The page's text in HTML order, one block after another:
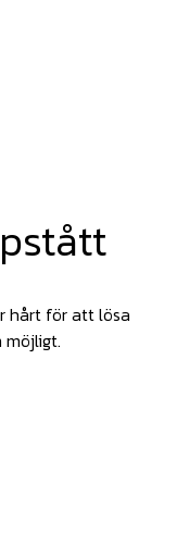
hårt för att lösa